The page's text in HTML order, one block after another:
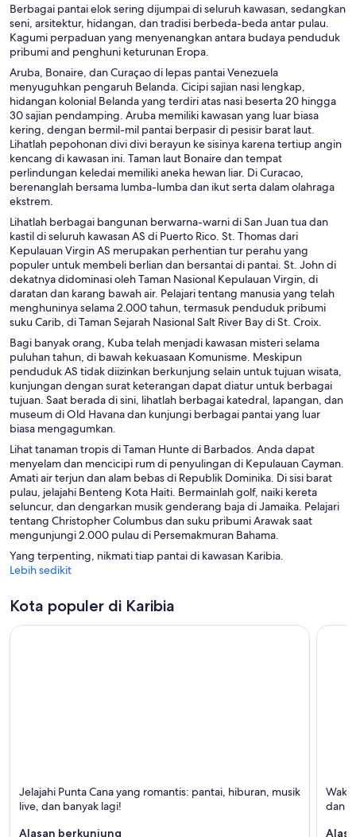
Hotel di Punta Cana
Hotel di Rincon
Hotel di Santo Domingo
Hotel di St. Barthelemy
Hilton Hotels di St. Thomas
Hotel di Teluk Montego
Berbagai pantai elok sering dijumpai di seluruh kawasan, sedangkan
seni, arsitektur, hidangan, dan tradisi berbeda-beda antar pulau.
Kagumi perpaduan yang menyenangkan antara budaya penduduk
pribumi and penghuni keturunan Eropa.
Aruba, Bonaire, dan Curaçao di lepas pantai Venezuela
menyuguhkan pengaruh Belanda. Cicipi sajian nasi lengkap,
hidangan kolonial Belanda yang terdiri atas nasi beserta 20 hingga
30 sajian pendamping. Aruba memiliki kawasan yang luar biasa
kering, dengan bermil-mil pantai berpasir di pesisir barat laut.
Lihatlah pepohonan divi divi berayun ke sisinya karena tertiup angin
kencang di kawasan ini. Taman laut Bonaire dan tempat
perlindungan keledai memiliki aneka hewan liar. Di Curacao,
berenanglah bersama lumba-lumba dan ikut serta dalam olahraga
ekstrem.
Lihatlah berbagai bangunan berwarna-warni di San Juan tua dan
kastil di seluruh kawasan AS di Puerto Rico. St. Thomas dari
Kepulauan Virgin AS merupakan perhentian tur perahu yang
populer untuk membeli berlian dan bersantai di pantai. St. John di
dekatnya didominasi oleh Taman Nasional Kepulauan Virgin, di
daratan dan karang bawah air. Pelajari tentang manusia yang telah
menghuninya selama 2.000 tahun, termasuk penduduk pribumi
suku Carib, di Taman Sejarah Nasional Salt River Bay di St. Croix.
Bagi banyak orang, Kuba telah menjadi kawasan misteri selama
puluhan tahun, di bawah kekuasaan Komunisme. Meskipun
penduduk AS tidak diizinkan berkunjung selain untuk tujuan wisata,
kunjungan dengan surat keterangan dapat diatur untuk berbagai
tujuan. Saat berada di sini, lihatlah berbagai katedral, lapangan, dan
museum di Old Havana dan kunjungi berbagai pantai yang luar
biasa mengagumkan.
Lihat tanaman tropis di Taman Hunte di Barbados. Anda dapat
menyelam dan mencicipi rum di penyulingan di Kepulauan Cayman.
Amati air terjun dan alam bebas di Republik Dominika. Di sisi barat
pulau, jelajahi Benteng Kota Haiti. Bermainlah golf, naiki kereta
seluncur, dan dengarkan musik genderang baja di Jamaika. Pelajari
tentang Christopher Columbus dan suku pribumi Arawak saat
mengunjungi 2.000 pulau di Persemakmuran Bahama.
Yang terpenting, nikmati tiap pantai di kawasan Karibia.
Lebih sedikit
Kota populer di Karibia
Terkenal dengan Pantai, Hiburan, dan Bersantai
Jelajahi Punta Cana yang romantis: pantai, hiburan, musik
live, dan banyak lagi!
Alasan berkunjung
dan